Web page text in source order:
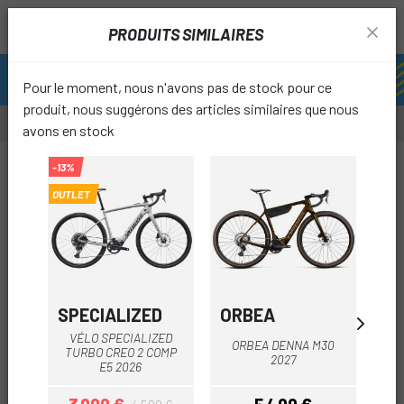
PRODUITS SIMILAIRES
Pour le moment, nous n'avons pas de stock pour ce
produit, nous suggérons des articles similaires que nous
avons en stock
-13%
OUTLET
SPECIALIZED
VÉLO SPECIALIZED
TURBO CREO 2 COMP
E5 2026
ORBEA
ORBEA DENNA M30
2027